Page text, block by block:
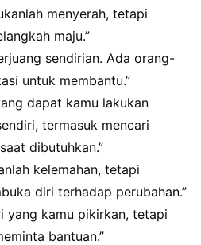
menyerah, tetapi
maju.”
sendirian. Ada orang-
untuk membantu.”
dapat kamu lakukan
termasuk mencari
dibutuhkan.”
kelemahan, tetapi
diri terhadap perubahan.”
yang kamu pikirkan, tetapi
bantuan.”